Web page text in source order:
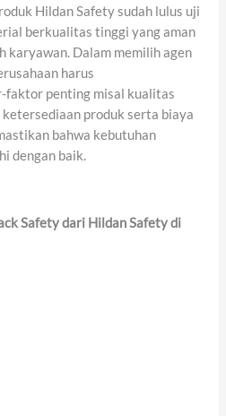
Hildan Safety sudah lulus uji
berkualitas tinggi yang aman
karyawan. Dalam memilih agen
harus
faktor penting misal kualitas
produk serta biaya
bahwa kebutuhan
dengan baik.
Safety dari Hildan Safety di